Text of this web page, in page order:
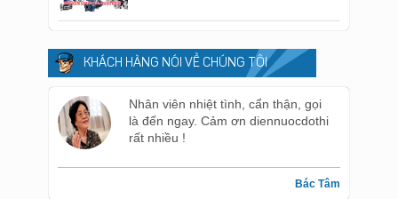
KHÁCH HÀNG NÓI VỀ CHÚNG TÔI
Nhân viên nhiệt tình, cẩn thận, gọi
là đến ngay. Cảm ơn diennuocdothi
rất nhiều !
Bác Tâm